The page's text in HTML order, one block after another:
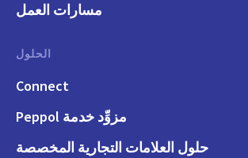
مسارات العمل
الحلول
Connect
مزوِّد خدمة Peppol
حلول العلامات التجارية المخصصة